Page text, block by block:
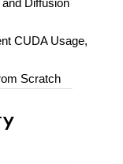
Diffusion
CUDA Usage,
Scratch